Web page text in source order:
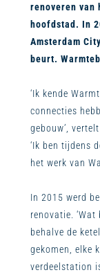
renoveren van
hoofdstad. In
Amsterdam
beurt.
‘Ik kende
connecties
gebouw’,
‘Ik ben tijdens
het werk van
In 2015 werd
renovatie.
behalve de
gekomen, elke
verdeelstation